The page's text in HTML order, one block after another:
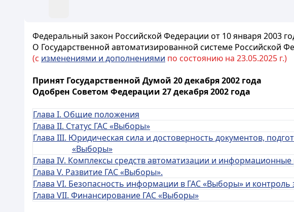
Федеральный закон Российской Федерации от 10 января 2003
О Государственной автоматизированной системе Российской
(с изменениями и дополнениями по состоянию на 23.05.2025 г.)
Принят Государственной Думой 20 декабря 2002 года
Одобрен Советом Федерации 27 декабря 2002 года
Глава I. Общие положения
Глава II. Статус ГАС «Выборы»
Глава III. Юридическая сила и достоверность документов,
«Выборы»
Глава IV. Комплексы средств автоматизации и
Глава V. Развитие ГАС «Выборы».
Глава VI. Безопасность информации в ГАС «Выборы» и
Глава VII. Финансирование ГАС «Выборы»